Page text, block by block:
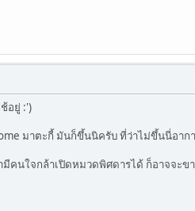
อยู่ :')
มาตะกี้ มันก็ขึ้นนิครับ ที่ว่าไม่ขึ้นนี่อากา
คนใจกล้าเปิดหมวดพิศดารได้ ก็อาจจะข